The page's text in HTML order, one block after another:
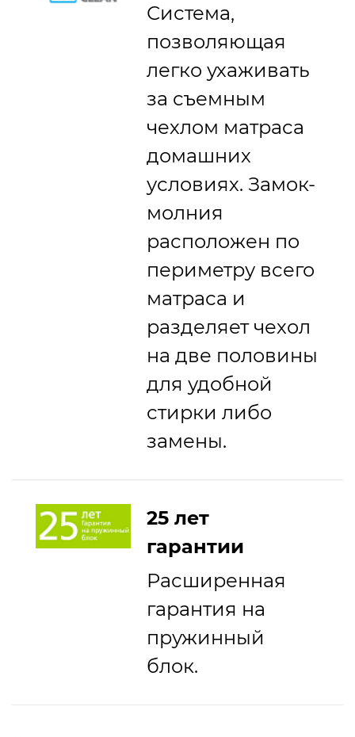
Система,
позволяющая
легко ухаживать
за съемным
чехлом матраса
домашних
условиях. Замок-
молния
расположен по
периметру всего
матраса и
разделяет чехол
на две половины
для удобной
стирки либо
замены.
25 лет
гарантии
Расширенная
гарантия нa
пружинный
блок.